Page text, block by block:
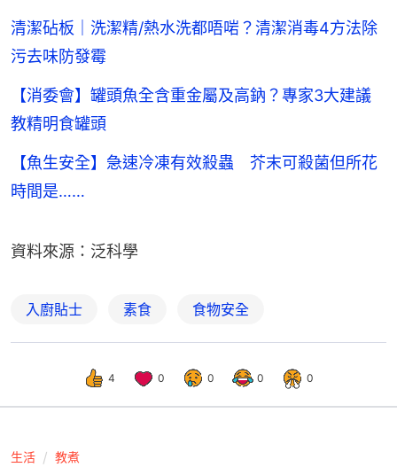
清潔砧板｜洗潔精/熱水洗都唔啱？清潔消毒4方法除
污去味防發霉
【消委會】罐頭魚全含重金屬及高鈉？專家3大建議
教精明食罐頭
【魚生安全】急速冷凍有效殺蟲 芥末可殺菌但所花
時間是……
資料來源：泛科學
入廚貼士 素食 食物安全
4 0 0 0 0
生活 教煮